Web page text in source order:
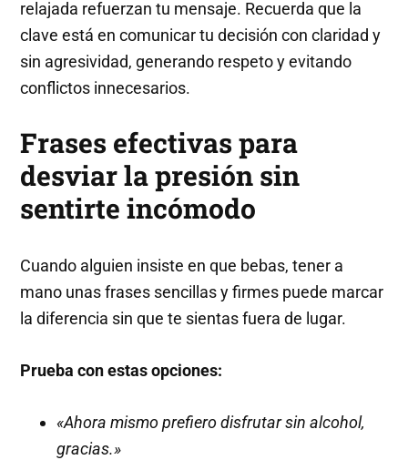
relajada refuerzan tu mensaje. Recuerda que la
clave está en comunicar tu decisión con claridad y
sin agresividad, generando respeto y evitando
conflictos innecesarios.
Frases efectivas para
desviar la presión sin
sentirte incómodo
Cuando alguien insiste en que bebas, tener a
mano unas frases sencillas y firmes puede marcar
la diferencia sin que te sientas fuera de lugar.
Prueba con estas opciones:
«Ahora mismo prefiero disfrutar sin alcohol,
gracias.»